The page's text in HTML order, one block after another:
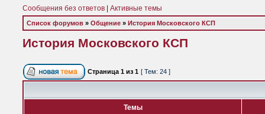
Сообщения без ответов Активные темы
Список форумов » Общение » История Московского КСП
История Московского КСП
Страница 1 из 1 [ Тем: 24 ]
Темы